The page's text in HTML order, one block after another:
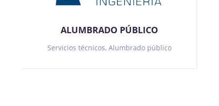
ALUMBRADO PÚBLICO
Servicios técnicos, Alumbrado público